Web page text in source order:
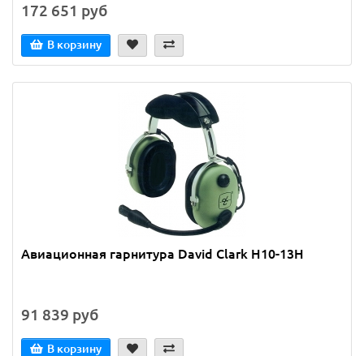
172 651 руб
В корзину
Авиационная гарнитура David Clark H10-13H
91 839 руб
В корзину